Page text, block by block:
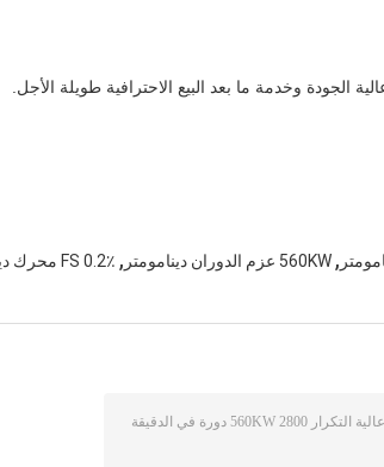
الجودة وخدمة ما بعد البيع الاحترافية طويلة الأجل.
, 560KW عزم الدوران دينامومتر , 0.2٪ FS محرك دينامومتر